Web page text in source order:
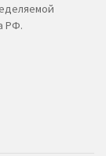
РФ.